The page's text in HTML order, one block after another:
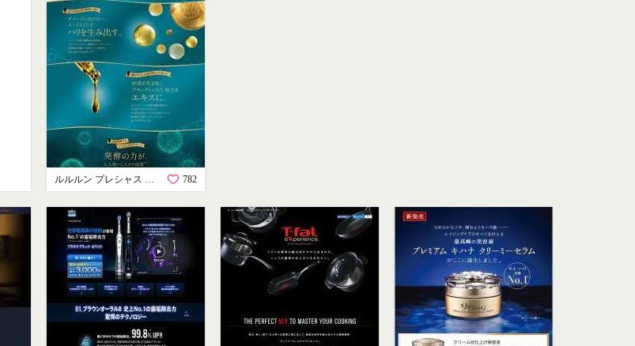
ルルルン プレシャス グリーン 782